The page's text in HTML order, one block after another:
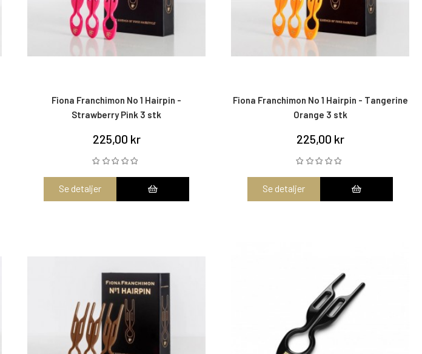
Fiona Franchimon No 1 Hairpin -
Strawberry Pink 3 stk
225,00 kr
Se detaljer
Fiona Franchimon No 1 Hairpin - Tangerine
Orange 3 stk
225,00 kr
Se detaljer